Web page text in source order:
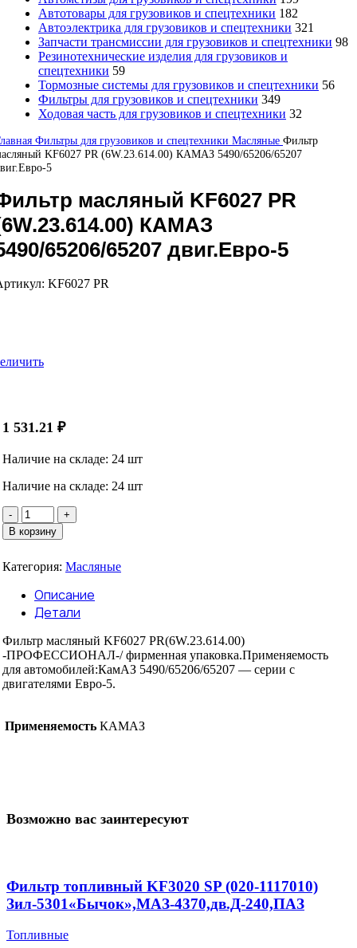
Автотовары для грузовиков и спецтехники 182
Автоэлектрика для грузовиков и спецтехники 321
Запчасти трансмиссии для грузовиков и спецтехники 98
Резинотехнические изделия для грузовиков и
спецтехники 59
Тормозные системы для грузовиков и спецтехники 56
Фильтры для грузовиков и спецтехники 349
Ходовая часть для грузовиков и спецтехники 32
Фильтры для грузовиков и спецтехники Масляные Фильтр
KF6027 PR (6W.23.614.00) КАМАЗ 5490/65206/65207
5
масляный KF6027 PR
КАМАЗ
65206/65207 двиг.Евро-5
KF6027 PR
1 531.21 ₽
Наличие на складе: 24 шт
Наличие на складе: 24 шт
Количество
товара
Фильтр
KF6027
(6W.23.614.00)
КАМАЗ
двиг.Евро-5
В корзину
Категория: Масляные
Описание
Детали
Фильтр масляный KF6027 PR(6W.23.614.00)
-ПРОФЕССИОНАЛ-/ фирменная упаковка.Применяемость
для автомобилей:КамАЗ 5490/65206/65207 — серии с
двигателями Евро-5.
Применяемость КАМАЗ
Возможно вас заинтересуют
Фильтр топливный KF3020 SP (020-1117010)
Зил-5301«Бычок»,МАЗ-4370,дв.Д-240,ПАЗ
Топливные